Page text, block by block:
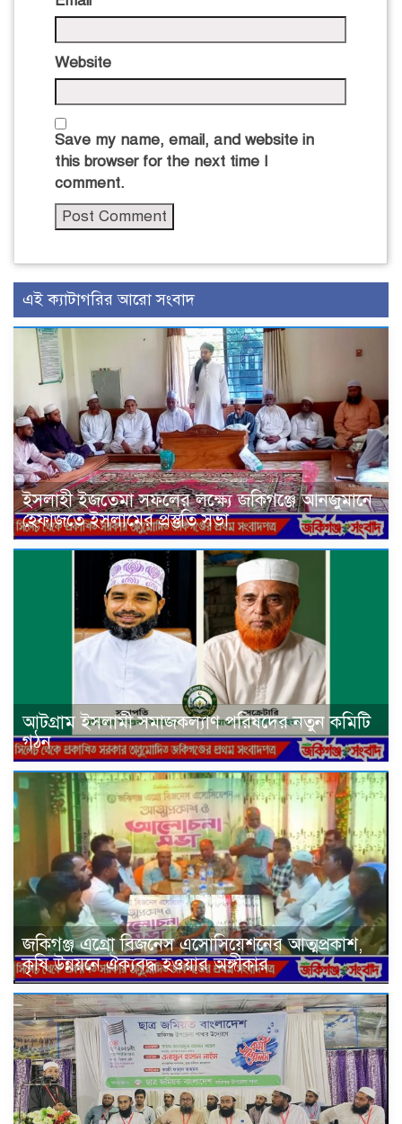
Website
Save my name, email, and website in
this browser for the next time I
comment.
এই ক্যাটাগরির আরো সংবাদ
ইসলাহী ইজতেমা সফলের লক্ষ্যে জকিগঞ্জে আনজুমানে
হেফাজতে ইসলামের প্রস্তুতি সভা
আটগ্রাম ইসলামী সমাজকল্যাণ পরিষদের নতুন কমিটি
গঠন
জকিগঞ্জ এগ্রো বিজনেস এসোসিয়েশনের আত্মপ্রকাশ,
কৃষি উন্নয়নে ঐক্যবদ্ধ হওয়ার অঙ্গীকার